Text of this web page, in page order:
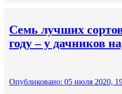
Семь лучших
году – у дачников
Опубликовано: 05 июля 2020,